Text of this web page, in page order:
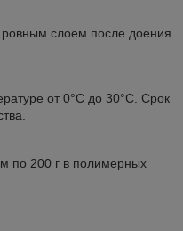
слоем после доения
от 0°С до 30°С. Срок
по 200 г в полимерных